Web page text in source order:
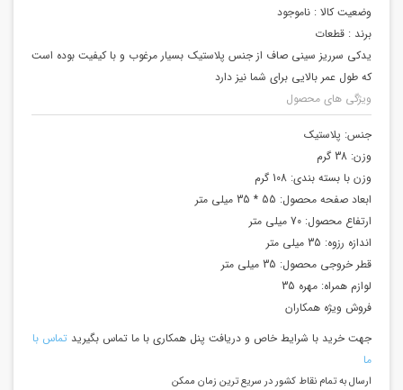
وضعیت کالا : ناموجود
برند : قطعات
یدکی سرریز سینی صاف از جنس پلاستیک بسیار مرغوب و با کیفیت بوده است
که طول عمر بالایی برای شما نیز دارد
ویژگی های محصول
جنس: پلاستیک
وزن: 38 گرم
وزن با بسته بندی: 108 گرم
ابعاد صفحه محصول: 55 * 35 میلی متر
ارتفاع محصول: 70 میلی متر
اندازه رزوه: 35 میلی متر
قطر خروجی محصول: 35 میلی متر
لوازم همراه: مهره 35
فروش ویژه همکاران
جهت خرید با شرایط خاص و دریافت پنل همکاری با ما تماس بگیرید تماس با
ما
ارسال به تمام نقاط کشور در سریع ترین زمان ممکن